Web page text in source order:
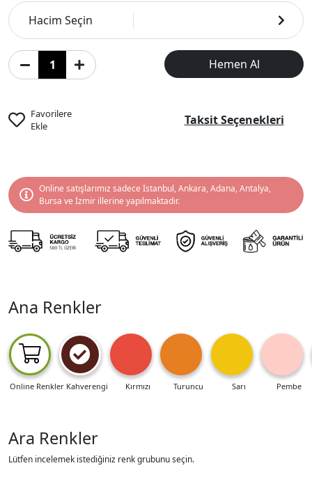
Hacim Seçin
Hemen Al
Favorilere
Ekle
Taksit Seçenekleri
Online satışlarımız sadece İstanbul, Ankara, Adana, Antalya,
Bursa ve İzmir illerine yapılmaktadır.
Ana Renkler
Online Renkler Kahverengi Kırmızı Turuncu Sarı Pembe
Ara Renkler
Lütfen incelemek istediğiniz renk grubunu seçin.